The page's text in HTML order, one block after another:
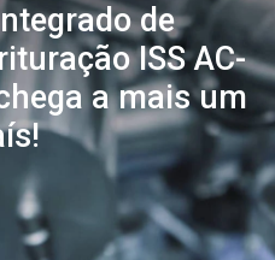
de
ISS AC-
a mais um